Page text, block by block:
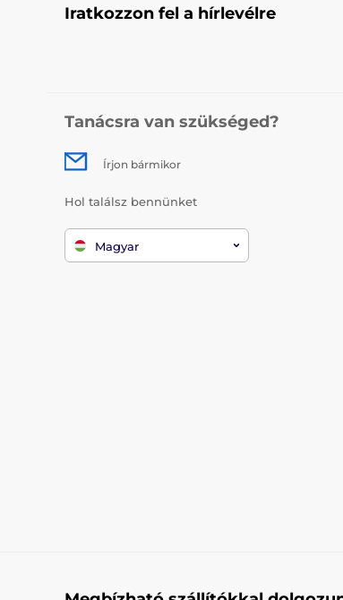
Iratkozzon fel a hírlevélre
Tanácsra van szükséged?
Írjon bármikor
Hol találsz bennünket
Magyar